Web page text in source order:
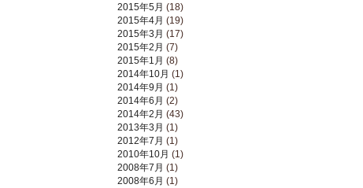
2015年5月 (18)
2015年4月 (19)
2015年3月 (17)
2015年2月 (7)
2015年1月 (8)
2014年10月 (1)
2014年9月 (1)
2014年6月 (2)
2014年2月 (43)
2013年3月 (1)
2012年7月 (1)
2010年10月 (1)
2008年7月 (1)
2008年6月 (1)